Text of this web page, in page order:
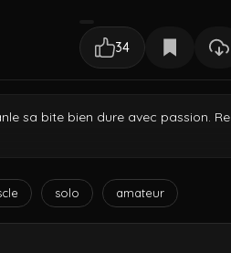
34
sa bite bien dure avec passion.
solo amateur